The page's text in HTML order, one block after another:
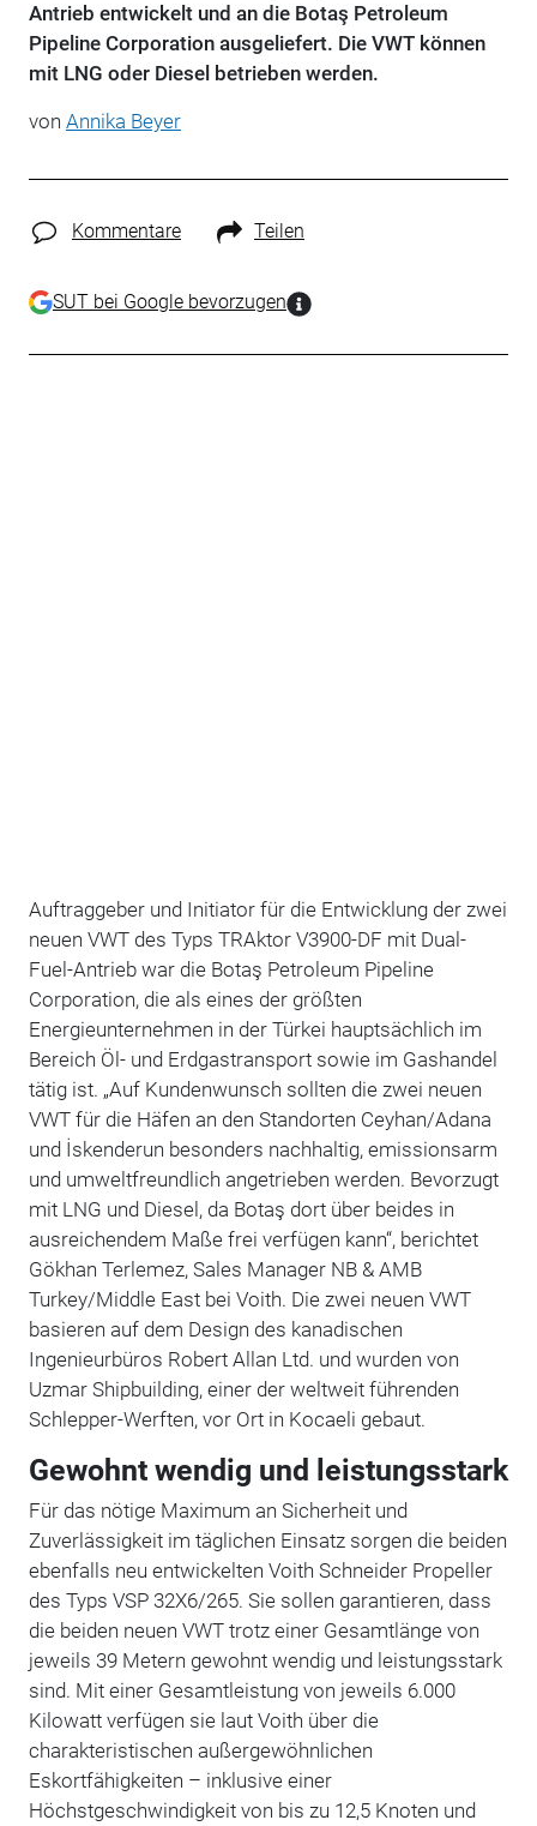
Antrieb entwickelt und an die Botaş Petroleum
Pipeline Corporation ausgeliefert. Die VWT können
mit LNG oder Diesel betrieben werden.
von Annika Beyer
Kommentare Teilen
SUT bei Google bevorzugen
Auftraggeber und Initiator für die Entwicklung der zwei
neuen VWT des Typs TRAktor V3900-DF mit Dual-
Fuel-Antrieb war die Botaş Petroleum Pipeline
Corporation, die als eines der größten
Energieunternehmen in der Türkei hauptsächlich im
Bereich Öl- und Erdgastransport sowie im Gashandel
tätig ist. „Auf Kundenwunsch sollten die zwei neuen
VWT für die Häfen an den Standorten Ceyhan/Adana
und İskenderun besonders nachhaltig, emissionsarm
und umweltfreundlich angetrieben werden. Bevorzugt
mit LNG und Diesel, da Botaş dort über beides in
ausreichendem Maße frei verfügen kann“, berichtet
Gökhan Terlemez, Sales Manager NB & AMB
Turkey/Middle East bei Voith. Die zwei neuen VWT
basieren auf dem Design des kanadischen
Ingenieurbüros Robert Allan Ltd. und wurden von
Uzmar Shipbuilding, einer der weltweit führenden
Schlepper-Werften, vor Ort in Kocaeli gebaut.
Gewohnt wendig und leistungsstark
Für das nötige Maximum an Sicherheit und
Zuverlässigkeit im täglichen Einsatz sorgen die beiden
ebenfalls neu entwickelten Voith Schneider Propeller
des Typs VSP 32X6/265. Sie sollen garantieren, dass
die beiden neuen VWT trotz einer Gesamtlänge von
jeweils 39 Metern gewohnt wendig und leistungsstark
sind. Mit einer Gesamtleistung von jeweils 6.000
Kilowatt verfügen sie laut Voith über die
charakteristischen außergewöhnlichen
Eskortfähigkeiten – inklusive einer
Höchstgeschwindigkeit von bis zu 12,5 Knoten und